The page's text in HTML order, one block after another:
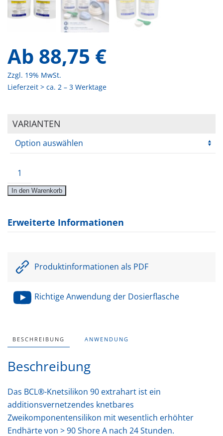
Ab 88,75 €
Zzgl. 19% MwSt.
Lieferzeit > ca. 2 – 3 Werktage
VARIANTEN
BCL®-
Knetsilikon
90
Menge
In den Warenkorb
Erweiterte Informationen
Produktinformationen als PDF
Richtige Anwendung der Dosierflasche
BESCHREIBUNG ANWENDUNG
Beschreibung
Das BCL®-Knetsilikon 90 extrahart ist ein
additionsvernetzendes knetbares
Zweikomponentensilikon mit wesentlich erhöhter
Endhärte von > 90 Shore A nach 24 Stunden.